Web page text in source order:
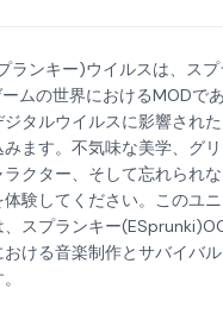
ランキー)ウイルスは、スプ
ムの世界におけるMODで
ジタルウイルスに影響され
ます。不気味な美学、グ
クター、そして忘れられ
体験してください。このユ
、スプランキー
ける音楽制作とサバイバ